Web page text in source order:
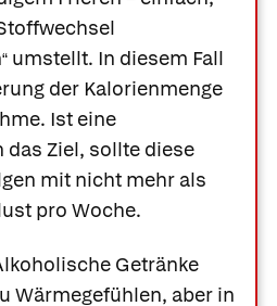
“ umstellt. In diesem Fall
der Kalorienmenge
Ist eine
Ziel, sollte diese
mit nicht mehr als
pro Woche.
Getränke
Wärmegefühlen, aber in